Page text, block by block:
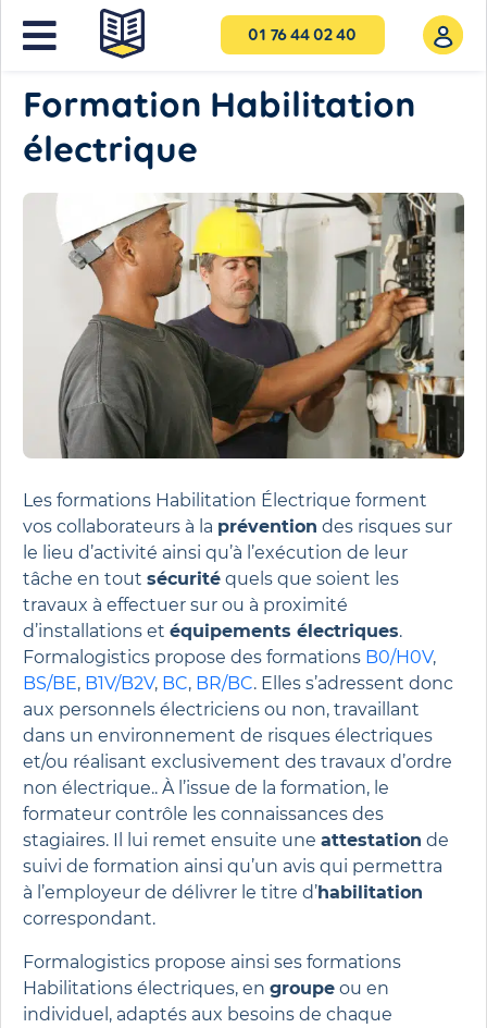
01 76 44 02 40
NOS FORMATIONS PRO
Formation Habilitation
électrique
Les formations Habilitation Électrique forment
vos collaborateurs à la prévention des risques sur
le lieu d’activité ainsi qu’à l’exécution de leur
tâche en tout sécurité quels que soient les
travaux à effectuer sur ou à proximité
d’installations et équipements électriques.
Formalogistics propose des formations B0/H0V,
BS/BE, B1V/B2V, BC, BR/BC. Elles s’adressent donc
aux personnels électriciens ou non, travaillant
dans un environnement de risques électriques
et/ou réalisant exclusivement des travaux d’ordre
non électrique.. À l’issue de la formation, le
formateur contrôle les connaissances des
stagiaires. Il lui remet ensuite une attestation de
suivi de formation ainsi qu’un avis qui permettra
à l’employeur de délivrer le titre d’habilitation
correspondant.
Formalogistics propose ainsi ses formations
Habilitations électriques, en groupe ou en
individuel, adaptés aux besoins de chaque